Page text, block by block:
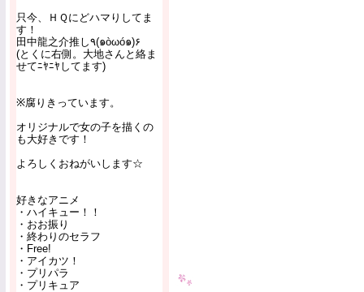
只今、ＨＱにどハマりしてま
す！
田中龍之介推し٩(๑òωó๑)۶
(とくに右側。大地さんと絡ま
せてﾆﾔﾆﾔしてます)
※腐りきっています。
オリジナルで女の子を描くの
も大好きです！
よろしくおねがいします☆
好きなアニメ
・ハイキュー！！
・おお振り
・終わりのセラフ
・Free!
・アイカツ！
・プリパラ
・プリキュア